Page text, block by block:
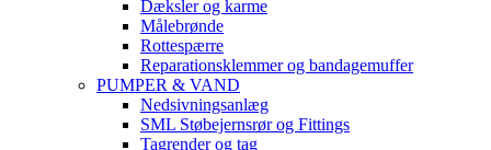
Dæksler og karme
Målebrønde
Rottespærre
Reparationsklemmer og bandagemuffer
PUMPER & VAND
Nedsivningsanlæg
SML Støbejernsrør og Fittings
Tagrender og tag